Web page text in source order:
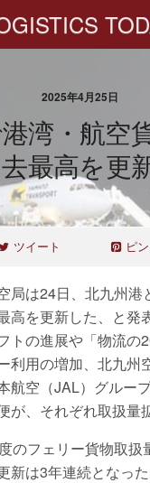
2025年4月25日
湾・航空
去最高を更
ツイート ピン
局は24日、北九州港
高を更新した、と発
トの進展や「物流の
利用の増加、北九州
航空（JAL）グルー
が、それぞれ取扱量
のフェリー貨物取扱
新は3年連続となっ